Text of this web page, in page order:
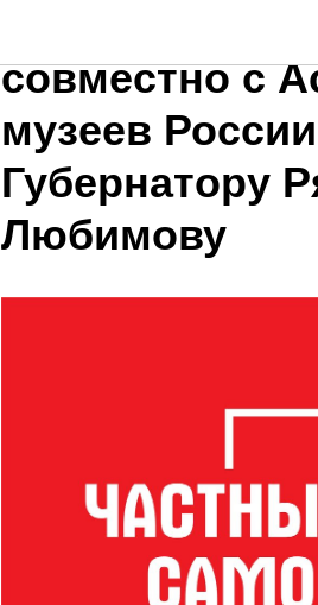
совместно с
музеев
Губернатору
Любимову